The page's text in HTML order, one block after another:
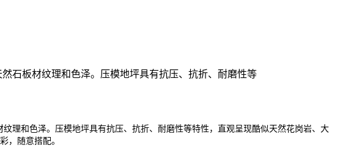
石板材纹理和色泽。压模地坪具有抗压、抗折、耐磨性等
理和色泽。压模地坪具有抗压、抗折、耐磨性等特性，直观呈现酷似天然花岗岩、大
，随意搭配。